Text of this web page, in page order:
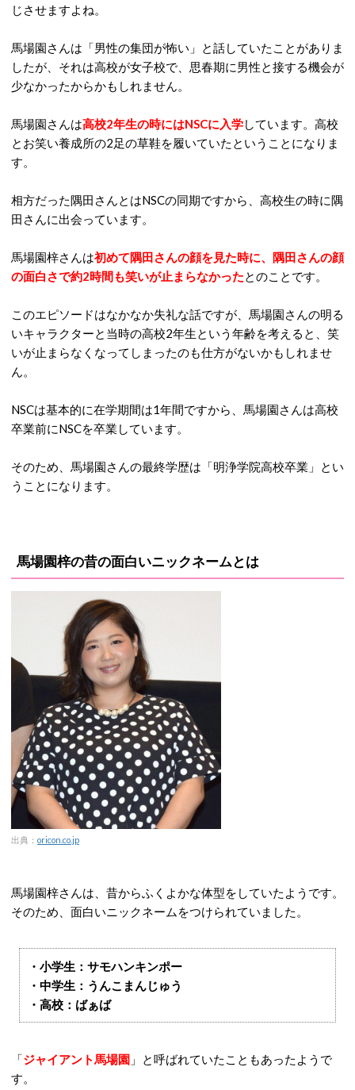
じさせますよね。
馬場園さんは「男性の集団が怖い」と話していたことがありま
したが、それは高校が女子校で、思春期に男性と接する機会が
少なかったからかもしれません。
馬場園さんは高校2年生の時にはNSCに入学しています。高校
とお笑い養成所の2足の草鞋を履いていたということになりま
す。
相方だった隅田さんとはNSCの同期ですから、高校生の時に隅
田さんに出会っています。
馬場園梓さんは初めて隅田さんの顔を見た時に、隅田さんの顔
の面白さで約2時間も笑いが止まらなかったとのことです。
このエピソードはなかなか失礼な話ですが、馬場園さんの明る
いキャラクターと当時の高校2年生という年齢を考えると、笑
いが止まらなくなってしまったのも仕方がないかもしれませ
ん。
NSCは基本的に在学期間は1年間ですから、馬場園さんは高校
卒業前にNSCを卒業しています。
そのため、馬場園さんの最終学歴は「明浄学院高校卒業」とい
うことになります。
馬場園梓の昔の面白いニックネームとは
出典： oricon.co.jp
馬場園梓さんは、昔からふくよかな体型をしていたようです。
そのため、面白いニックネームをつけられていました。
・小学生：サモハンキンポー
・中学生：うんこまんじゅう
・高校：ばぁば
「ジャイアント馬場園 」と呼ばれていたこともあったようで
す。